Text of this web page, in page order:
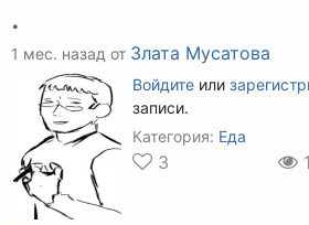
.
1 мес. назад от Злата Мусатова
Войдите или
записи.
Категория: Еда
3 1